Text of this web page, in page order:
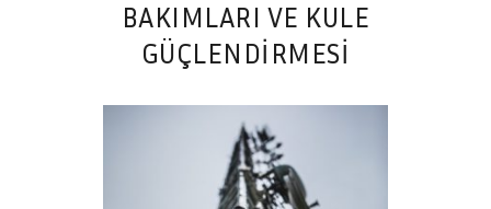
BAKIMLARI VE KULE
GÜÇLENDIRMESI